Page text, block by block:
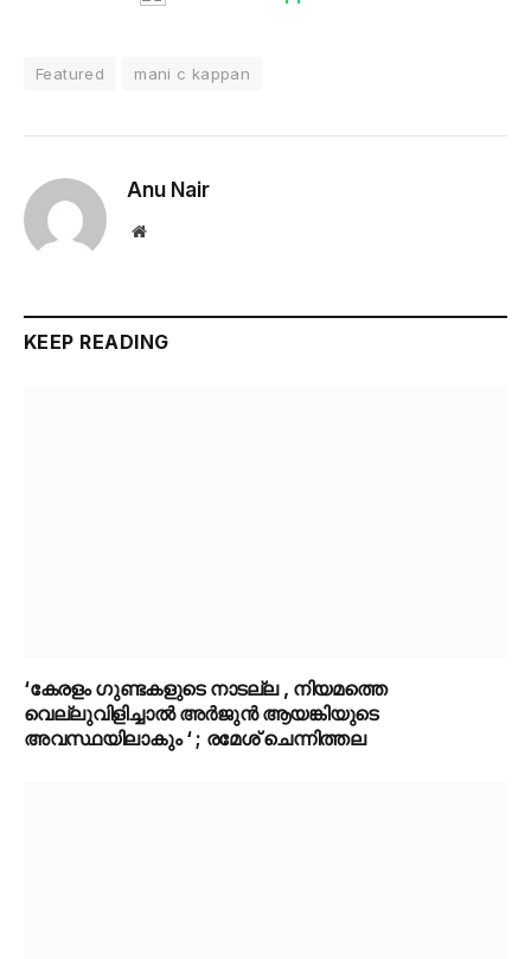
Featured mani c kappan
Anu Nair
Website
KEEP READING
‘കേരളം ഗുണ്ടകളുടെ നാടല്ല , നിയമത്തെ
വെല്ലുവിളിച്ചാൽ അർജുൻ ആയങ്കിയുടെ
അവസ്ഥയിലാകും ‘ ; രമേശ് ചെന്നിത്തല